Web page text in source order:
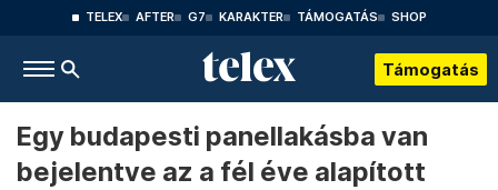
TELEX AFTER G7 KARAKTER TÁMOGATÁS SHOP
Támogatás
Egy budapesti panellakásba van
bejelentve az a fél éve alapított